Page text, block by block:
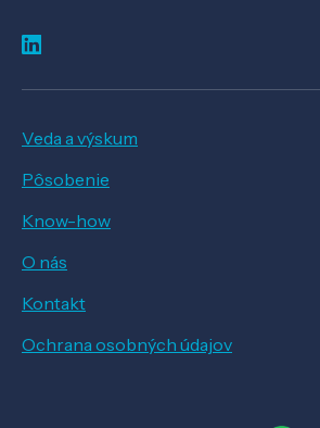
Veda a výskum
Pôsobenie
Know-how
O nás
Kontakt
Ochrana osobných údajov